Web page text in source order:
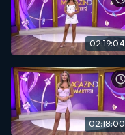
02:19:04
02:18:00